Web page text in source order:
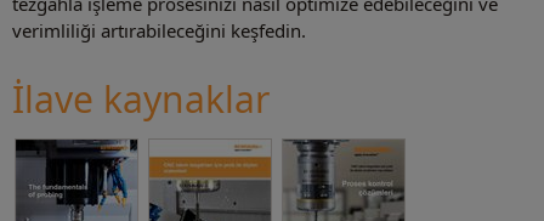
verimliliği artırabileceğini keşfedin.
İlave kaynaklar